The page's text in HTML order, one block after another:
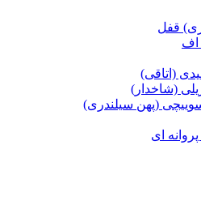
قفل
اف
(اتاقی)
(شاخدار)
(پهن سیلندری)
ای